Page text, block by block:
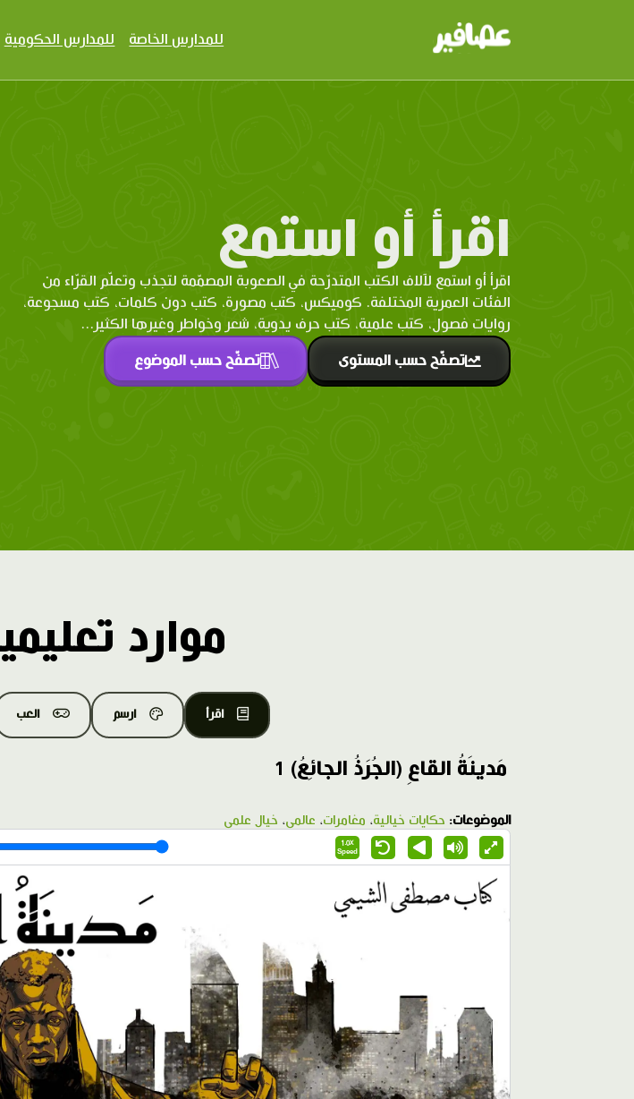
للمدارس الخاصة للمدارس الحكومية
اقرأ أو استمع
اقرأ أو استمع لآلاف الكتب المتدرّحة في الصعوبة المصمّمة لتجذب وتعلّم القرّاء من
الفئات العمرية المختلفة. كوميكس، كتب مصورة، كتب دون كلمات، كتب مسجوعة،
روايات فصول، كتب علمية، كتب حرف يدوية، شعر وخواطر وغيرها الكثير...
تصفّح حسب المستوى تصفّح حسب الموضوع
موارد
اقرأ ارسم العب
مَدينَةُ القاعِ (الجُرَذُ الجائِعُ) 1
الموضوعات: حكايات خيالية، مغامرات، عالمي، خيال علمي
1.0X
Speed